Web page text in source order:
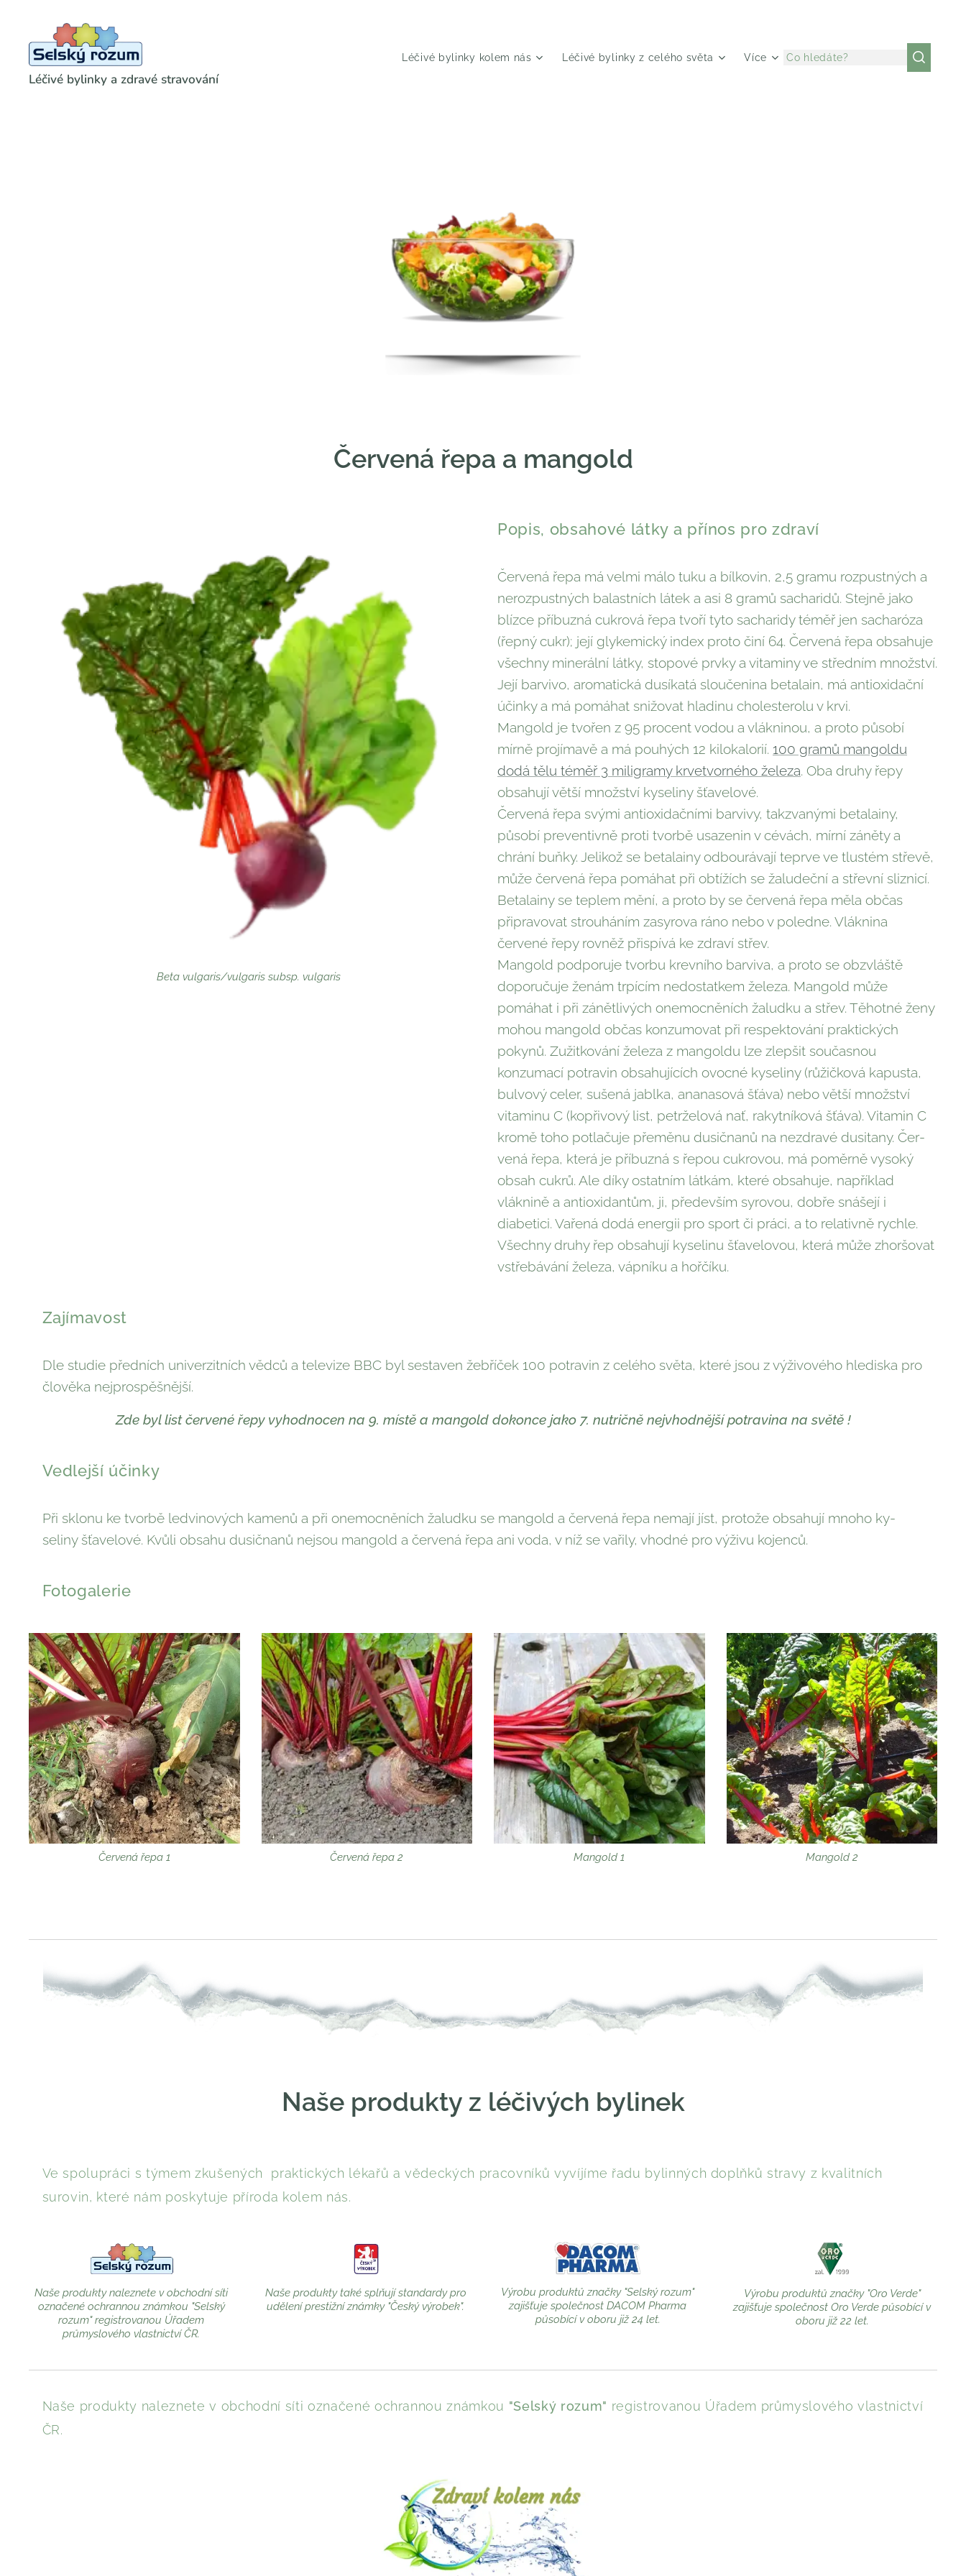
Léčivé bylinky a zdravé stravování
Léčivé bylinky kolem nás Léčivé bylinky z celého světa Více
Červená řepa a mangold
Beta vulgaris/vulgaris subsp. vulgaris
Popis, obsahové látky a přínos pro zdraví
Červená řepa má velmi málo tuku a bílkovin, 2,5 gramu rozpustných a
nerozpustných ba­lastních látek a asi 8 gramů sacharidů. Stejně jako
blízce příbuzná cukrová řepa tvoří tyto sacharidy téměř jen sacharóza
(řepný cukr); její glykemický index proto činí 64. Červená řepa obsahuje
všechny minerální látky, sto­pové prvky a vitaminy ve středním množství.
Její barvivo, aromatická dusíkatá sloučenina betalain, má antioxidační
účinky a má po­máhat snižovat hladinu cholesterolu v krvi.
Mangold je tvořen z 95 procent vodou a vlákninou, a proto působí
mírně projímavě a má pouhých 12 kilokalorií. 100 gramů mangoldu
dodá tělu téměř 3 miligramy krvetvorného železa. Oba druhy řepy
obsa­hují větší množství kyseliny šťavelové.
Červená řepa svými antioxidačními barvi­vy, takzvanými betalainy,
působí preventiv­ně proti tvorbě usazenin v cévách, mírní zá­něty a
chrání buňky. Jelikož se betalainy odbourávají teprve ve tlustém střevě,
může červená řepa pomáhat při obtížích se žalu­deční a střevní sliznicí.
Betalainy se teplem mění, a proto by se červená řepa měla občas
připravovat strouháním zasyrova ráno nebo v poledne. Vláknina
červené řepy rovněž přispívá ke zdraví střev.
Mangold podporuje tvorbu krevního barvi­va, a proto se obzvláště
doporučuje ženám trpícím nedostatkem železa. Mangold může
pomáhat i při zánětlivých onemocněních ža­ludku a střev. Těhotné ženy
mohou mangold občas konzumovat při respektování praktic­kých
pokynů. Zužitkování železa z mangoldu lze zlepšit současnou
konzumací potravin obsahujících ovocné kyseliny (růžičková ka­pusta,
bulvový celer, sušená jablka, ananaso­vá šťáva) nebo větší množství
vitaminu C (kopřivový list, petrželová nať, rakytníková šťáva). Vitamin C
kromě toho potlačuje pře­měnu dusičnanů na nezdravé dusitany. Čer­
vená řepa, která je příbuzná s řepou cukro­vou, má poměrně vysoký
obsah cukrů. Ale díky ostatním látkám, které obsahuje, napří­klad
vláknině a antioxidantům, ji, především syrovou, dobře snášejí i
diabetici. Vařená do­dá energii pro sport či práci, a to relativně rychle.
Všechny druhy řep obsahují kyselinu šťavelovou, která může zhoršovat
vstřebává­ní železa, vápníku a hořčíku.
Zajímavost
Dle studie předních univerzitních vědců a televize BBC byl sestaven žebříček 100 potravin z celého světa, které jsou z výživového hlediska pro
člověka nejprospěšnější.
Zde byl list červené řepy vyhodnocen na 9. místě a mangold dokonce jako 7. nutričně nejvhodnější potravina na světě !
Vedlejší účinky
Při sklonu ke tvorbě ledvinových kamenů a při onemocněních žaludku se mangold a červená řepa nemají jíst, protože obsahují mnoho ky­
seliny šťavelové. Kvůli obsahu dusičnanů ne­jsou mangold a červená řepa ani voda, v níž se vařily, vhodné pro výživu kojenců.
Fotogalerie
Červená řepa 1 Červená řepa 2 Mangold 1 Mangold 2
Naše produkty z léčivých bylinek
Ve spolupráci s týmem zkušených praktických lékařů a vědeckých pracovníků vyvíjíme řadu bylinných doplňků stravy z kvalitních
surovin, které nám poskytuje příroda kolem nás.
Naše produkty naleznete v obchodní síti
označené ochrannou známkou "Selský
rozum" registrovanou Úřadem
průmyslového vlastnictví ČR.
Naše produkty také splňují standardy pro
udělení prestižní známky "Český výrobek".
Výrobu produktů značky "Selský rozum"
zajišťuje společnost DACOM Pharma
působící v oboru již 24 let.
Výrobu produktů značky "Oro Verde"
zajišťuje společnost Oro Verde působící v
oboru již 22 let.
Naše produkty naleznete v obchodní síti označené ochrannou známkou "Selský rozum" registrovanou Úřadem průmyslového vlastnictví
ČR.